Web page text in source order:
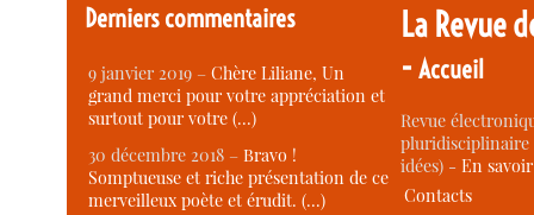
Derniers commentaires
9 janvier 2019 –Chère Liliane, Un
grand merci pour votre appréciation et
surtout pour votre (…)
30 décembre 2018 –Bravo !
Somptueuse et riche présentation de ce
merveilleux poète et érudit. (…)
La Revue
-Accueil
Revue
idées) -En
Contacts